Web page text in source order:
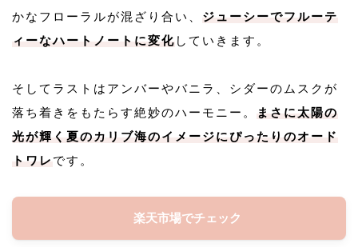
かなフローラルが混ざり合い、 ジューシーでフルーテ
ィーなハートノートに変化 していきます。
そしてラストはアンバーやバニラ、シダーのムスクが
落ち着きをもたらす絶妙のハーモニー。
まさに太陽の
光が輝く夏のカリブ海のイメージにぴったりのオード
トワレ です。
楽天市場でチェック